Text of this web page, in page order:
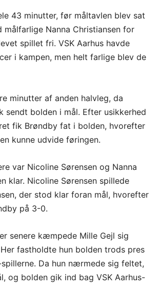
43 minutter, før måltavlen blev sat
målfarlige Nanna Christiansen for
spillet fri. VSK Aarhus havde
i kampen, men helt farlige blev de
minutter af anden halvleg, da
sendt bolden i mål. Efter usikkerhed
fik Brøndby fat i bolden, hvorefter
kunne udvide føringen.
var Nicoline Sørensen og Nanna
klar. Nicoline Sørensen spillede
der stod klar foran mål, hvorefter
på 3-0.
senere kæmpede Mille Gejl sig
fastholdte hun bolden trods pres
Da hun nærmede sig feltet,
og bolden gik ind bag VSK Aarhus-